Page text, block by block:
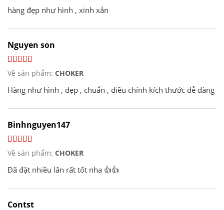
hàng đẹp như hình , xinh xắn
Nguyen son
Về sản phẩm: CHOKER
Hàng như hình , đẹp , chuẩn , điều chỉnh kích thước dễ dàng
Binhnguyen147
Về sản phẩm: CHOKER
Đã đặt nhiều lân rất tốt nha 👍👍
Contst